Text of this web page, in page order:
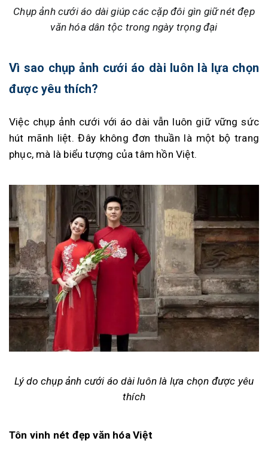
Chụp ảnh cưới áo dài giúp các cặp đôi gìn giữ nét đẹp
văn hóa dân tộc trong ngày trọng đại
Vì sao chụp ảnh cưới áo dài luôn là lựa chọn
được yêu thích?
Việc chụp ảnh cưới với áo dài vẫn luôn giữ vững sức
hút mãnh liệt. Đây không đơn thuần là một bộ trang
phục, mà là biểu tượng của tâm hồn Việt.
Lý do chụp ảnh cưới áo dài luôn là lựa chọn được yêu
thích
Tôn vinh nét đẹp văn hóa Việt